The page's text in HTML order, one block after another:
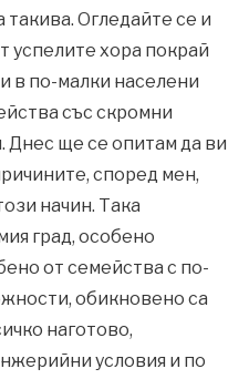
Огледайте се и
успелите хора покрай
в по-малки населени
със скромни
ще се опитам да ви
според мен,
начин. Така
град, особено
от семейства с по-
обикновено са
наготово,
условия и по